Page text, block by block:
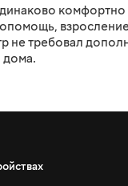
комфортно
не требовал
дома.